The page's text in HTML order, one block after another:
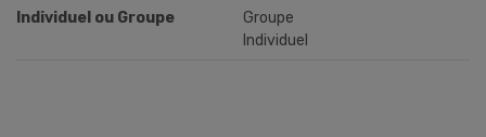
Individuel ou Groupe
Groupe
Individuel